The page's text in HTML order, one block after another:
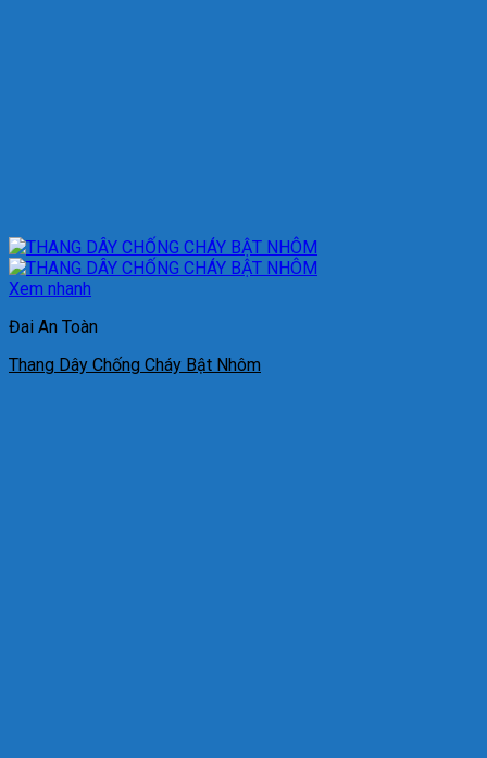
Xem nhanh
Đai An Toàn
Thang Dây Chống Cháy Bật Nhôm